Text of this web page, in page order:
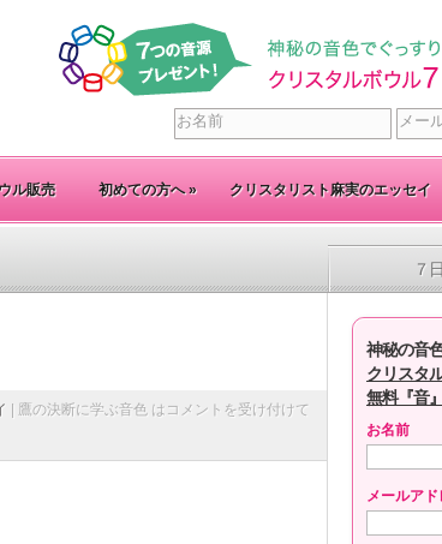
ル販売 初めての方へ» クリスタリスト麻実のエッセイ
鷹の決断に学ぶ音色 は コメントを受け付けて
７
神秘の音
クリスタ
無料『音
お名前
メールアド